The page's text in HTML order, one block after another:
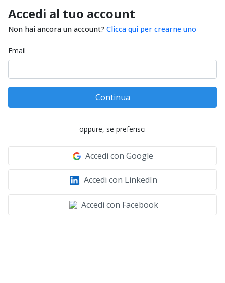
Accedi al tuo account
Non hai ancora un account? Clicca qui per crearne uno
Email
Continua
oppure, se preferisci
Accedi con Google
Accedi con LinkedIn
Accedi con Facebook